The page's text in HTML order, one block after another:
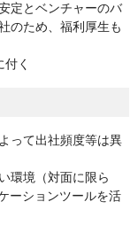
定とベンチャーのバ
のため、福利厚生も
く
って出社頻度等は異
環境（対面に限ら
ーションツールを活